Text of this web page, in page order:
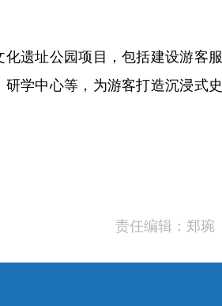
遗址公园项目，包括建设游客服
学中心等，为游客打造沉浸式史
责任编辑：郑琬